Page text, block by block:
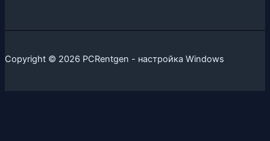
Copyright © 2026 PCRentgen - настройка Windows